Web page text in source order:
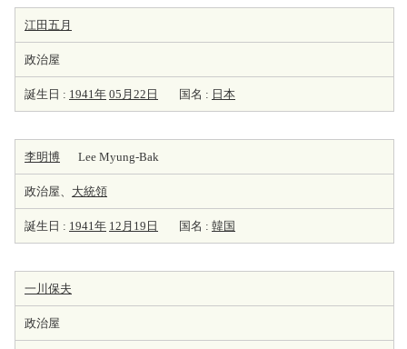
江田五月
政治屋
誕生日 : 1941年 05月22日 国名 : 日本
李明博 Lee Myung-Bak
政治屋、 大統領
誕生日 : 1941年 12月19日 国名 : 韓国
一川保夫
政治屋